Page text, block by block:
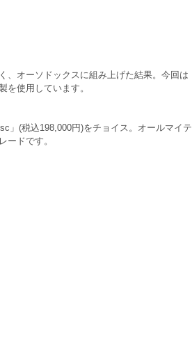
、オーソドックスに組み上げた結果。今回は
を使用しています。
」(税込198,000円)をチョイス。オールマイテ
ードです。